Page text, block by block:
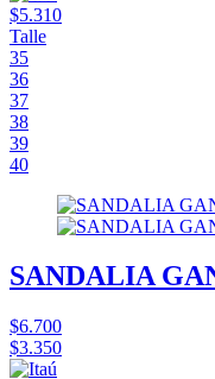
$5.310
Talle
35
36
37
38
39
40
SANDALIA
$6.700
$3.350